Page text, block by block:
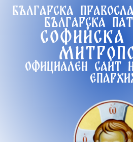
Българска
Българска
Софийска
Официален сайт